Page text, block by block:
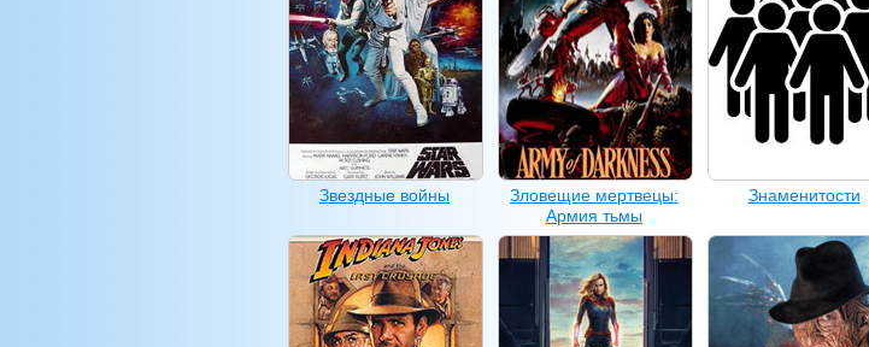
Звездные войны
Зловещие мертвецы:
Армия тьмы
Знаменитости